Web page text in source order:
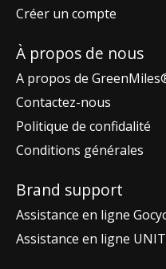
Créer un compte
À propos de nous
A propos de
Contactez-nous
Politique de confidalité
Conditions générales
Brand support
Assistance en ligne
Assistance en ligne